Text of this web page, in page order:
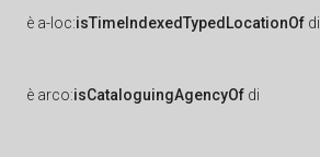
è a-loc:isTimeIndexedTypedLocationOf di
è arco:isCataloguingAgencyOf di